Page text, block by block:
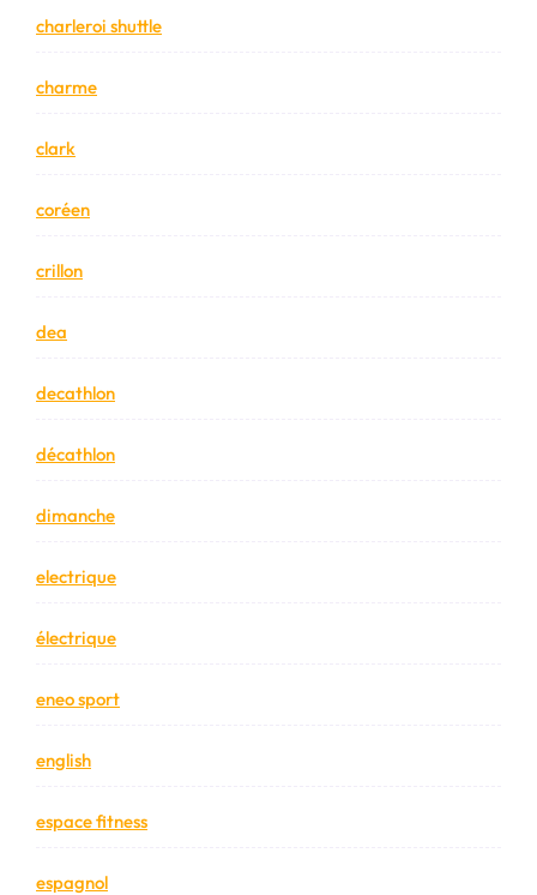
charleroi shuttle
charme
clark
coréen
crillon
dea
decathlon
décathlon
dimanche
electrique
électrique
eneo sport
english
espace fitness
espagnol